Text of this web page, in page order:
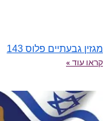
מגזין גבעתיים פלוס 143
קראו עוד »